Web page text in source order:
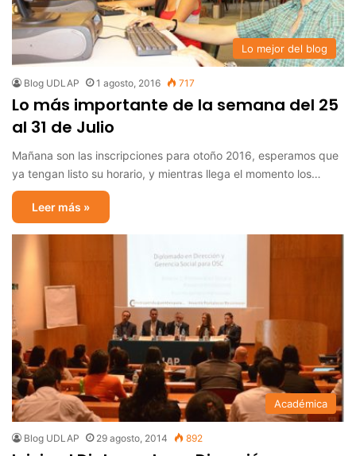
Lo mejor del blog
Blog UDLAP 1 agosto, 2016 717
Lo más importante de la semana del 25
al 31 de Julio
Mañana son las inscripciones para otoño 2016, esperamos que
ya tengan listo su horario, y mientras llega el momento los…
Leer más »
Académica
Blog UDLAP 29 agosto, 2014 892